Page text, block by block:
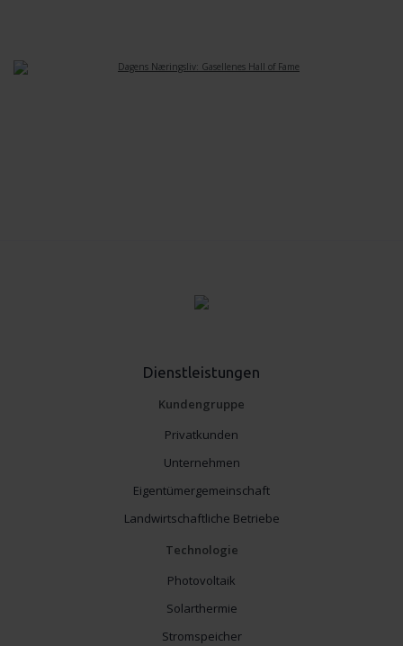
Dienstleistungen
Kundengruppe
Privatkunden
Unternehmen
Eigentümergemeinschaft
Landwirtschaftliche Betriebe
Technologie
Photovoltaik
Solarthermie
Stromspeicher